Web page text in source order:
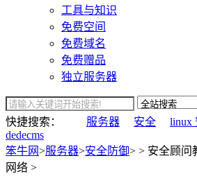
工具与知识
免费空间
免费域名
免费赠品
独立服务器
快捷搜索： 服务器 安全 linux
dedecms
笨牛网>服务器>安全防御> > 安全顾问
网络 >